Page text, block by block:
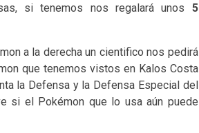
si tenemos nos regalará unos 5
a la derecha un cientifico nos pedirá
que tenemos vistos en Kalos Costa
la Defensa y la Defensa Especial del
si el Pokémon que lo usa aún puede